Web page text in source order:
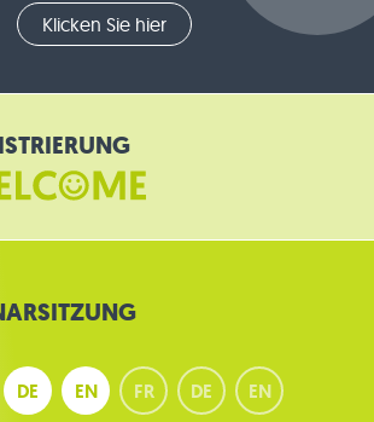
Klicken Sie hier
DE EN FR DE EN